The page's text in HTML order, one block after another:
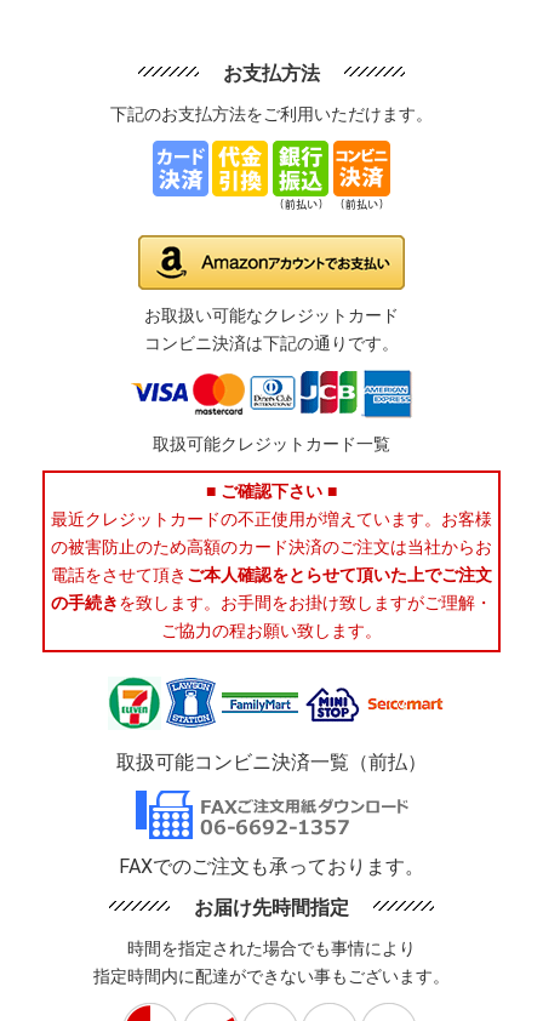
お支払方法
下記のお支払方法をご利用いただけます。
お取扱い可能なクレジットカード
コンビニ決済は下記の通りです。
取扱可能クレジットカード一覧
■ ご確認下さい ■
最近クレジットカードの不正使用が増えています。お客様
の被害防止のため高額のカード決済のご注文は当社からお
電話をさせて頂き ご本人確認をとらせて頂いた上でご注文
の手続きを致します。お手間をお掛け致しますがご理解・
ご協力の程お願い致します。
取扱可能コンビニ決済一覧（前払）
FAXでのご注文も承っております。
お届け先時間指定
時間を指定された場合でも事情により
指定時間内に配達ができない事もございます。